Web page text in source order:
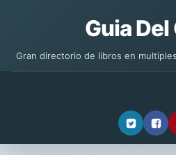
Guia Del
Gran directorio de libros en